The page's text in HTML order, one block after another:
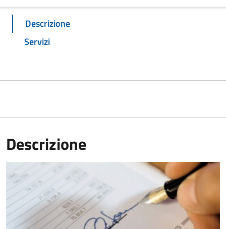
Descrizione
Servizi
Descrizione